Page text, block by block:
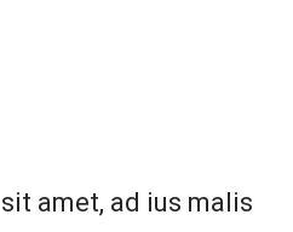
amet, ad ius malis